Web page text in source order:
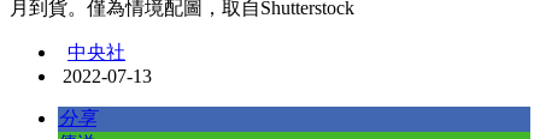
月到貨。僅為情境配圖，取自Shutterstock
中央社
2022-07-13
分享